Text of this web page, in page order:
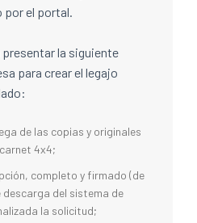
el portal.
la siguiente
para crear el legajo
de las copias y originales
4x4;
completo y firmado (de
descarga del sistema de
la solicitud;